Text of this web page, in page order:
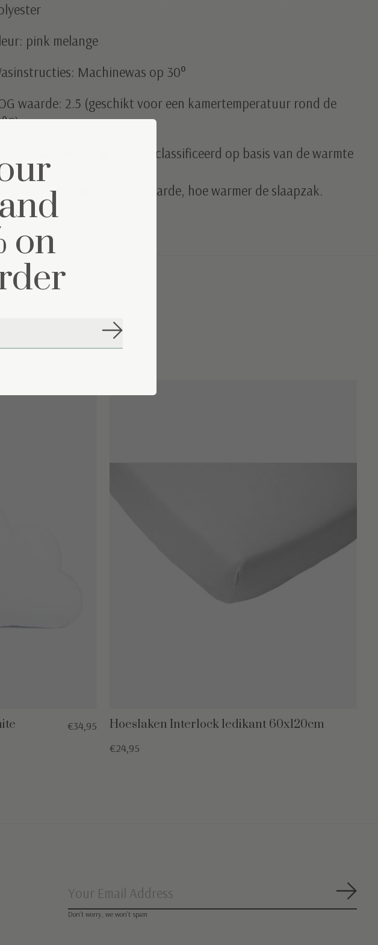
pink melange
Machinewas op 30°
waarde: 2.5 (geschikt voor een kamertemperatuur rond de
slaapzakken zijn TOG geclassificeerd op basis van de warmte
ze leveren.
hoe hoger de TOG waarde, hoe warmer de slaapzak.
€34,95 Hoeslaken Interlock ledikant 60x120cm
€24,95
Don’t worry, we won’t spam
on
Abonneer